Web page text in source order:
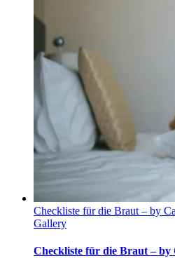
Checkliste für die Braut – by
Gallery
Checkliste für die Braut –